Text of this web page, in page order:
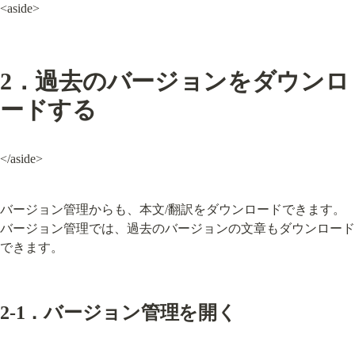
<aside>
2．過去のバージョンをダウンロ
ードする
</aside>
バージョン管理からも、本文/翻訳をダウンロードできます。
バージョン管理では、過去のバージョンの文章もダウンロード
できます。
2-1．バージョン管理を開く